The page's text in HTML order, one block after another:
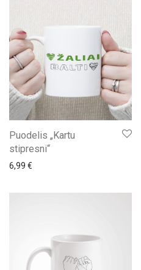
Puodelis „Kartu
stipresni“
6,99 €